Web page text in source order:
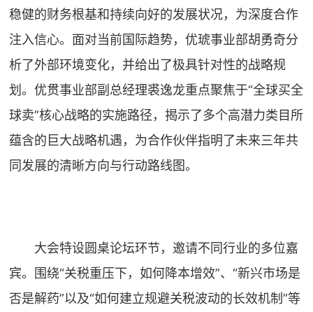
稳健的财务根基和持续向好的发展状况，为深度合作
注入信心。面对当前国际趋势，优琥事业部胡勇奇分
析了外部环境变化，并给出了极具针对性的战略规
划。优贯事业部副总经理裘逸龙重点聚焦于“全球买全
球卖”核心战略的实施路径，揭示了多个高潜力类目所
蕴含的巨大战略机遇，为合作伙伴指明了未来三年共
同发展的清晰方向与行动路线图。
大会特设圆桌论坛环节，邀请不同行业的多位嘉
宾。围绕“关税重压下，如何降本增效”、“新兴市场是
否是解药”以及“如何建立规避关税波动的长效机制”等